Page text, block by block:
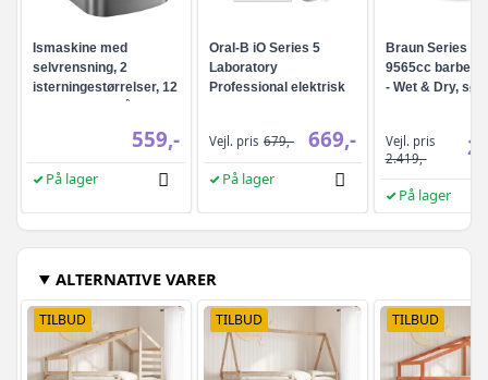
Ismaskine med
selvrensning, 2
isterningestørrelser, 12
559,-
På lager
Oral-B iO Series 5
Laboratory
Professional elektrisk
Vejl. pris 679,- 669,-
På lager
Braun Series 9
9565cc
- Wet & Dry, sølv
Vejl. pris
2.419,-
På lager
ALTERNATIVE VARER
TILBUD TILBUD TILBUD